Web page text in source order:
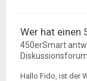
Wer hat einen
450erSmart
Diskussionsforum
Hallo Fido, ist der